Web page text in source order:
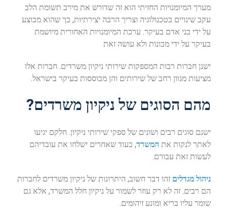
מערך המיומנויות החזיתי הוא זה שדורש את מירב תשומת הלב
עקב שינויים בטכנולוגיה וצריך הרבה יצירתיות, כך שהוא מבוצע
על ידי בני אדם בעיקר. ערכת המיומנויות האחורית מיושמת
בעיקר על ידי מכונות ולא עושה זאת
ישנן חברות רבות המספקות שירותי ניקיון משרדים. חברות אלו
מציעות מגוון רחב של שירותים והן מבוססות בעיקר בישראל.
מהם הסוגים של ניקיון משרדים?
ישנם סוגים רבים ושונים של ספקי שירותי ניקיון. חלקם יגיעו
לאתר לנקות את המשרד, בעוד שאחרים ישלחו את עובדיהם
לעשות זאת עבורם.
ניהול מגדלים זהו דבר חשוב, היתרונות של ניקיון משרדים לחברות
הם רבים. זה לא רק עוזר לשמור על ניקיון חלל המשרד, אלא גם
שומר עליו בריא ומונע זיהומים.